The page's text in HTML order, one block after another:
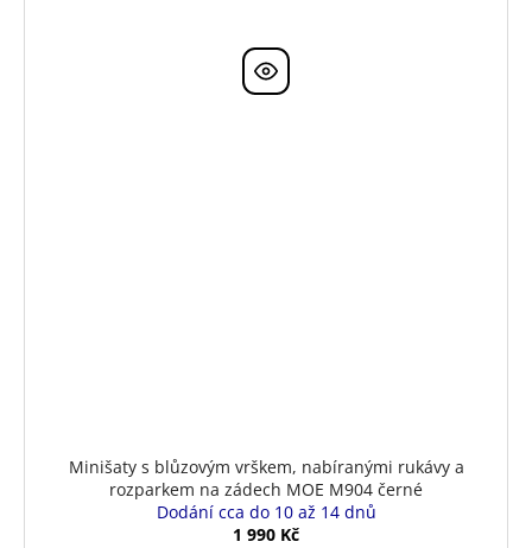
Minišaty s blůzovým vrškem, nabíranými rukávy a
rozparkem na zádech MOE M904 černé
Dodání cca do 10 až 14 dnů
1 990 Kč